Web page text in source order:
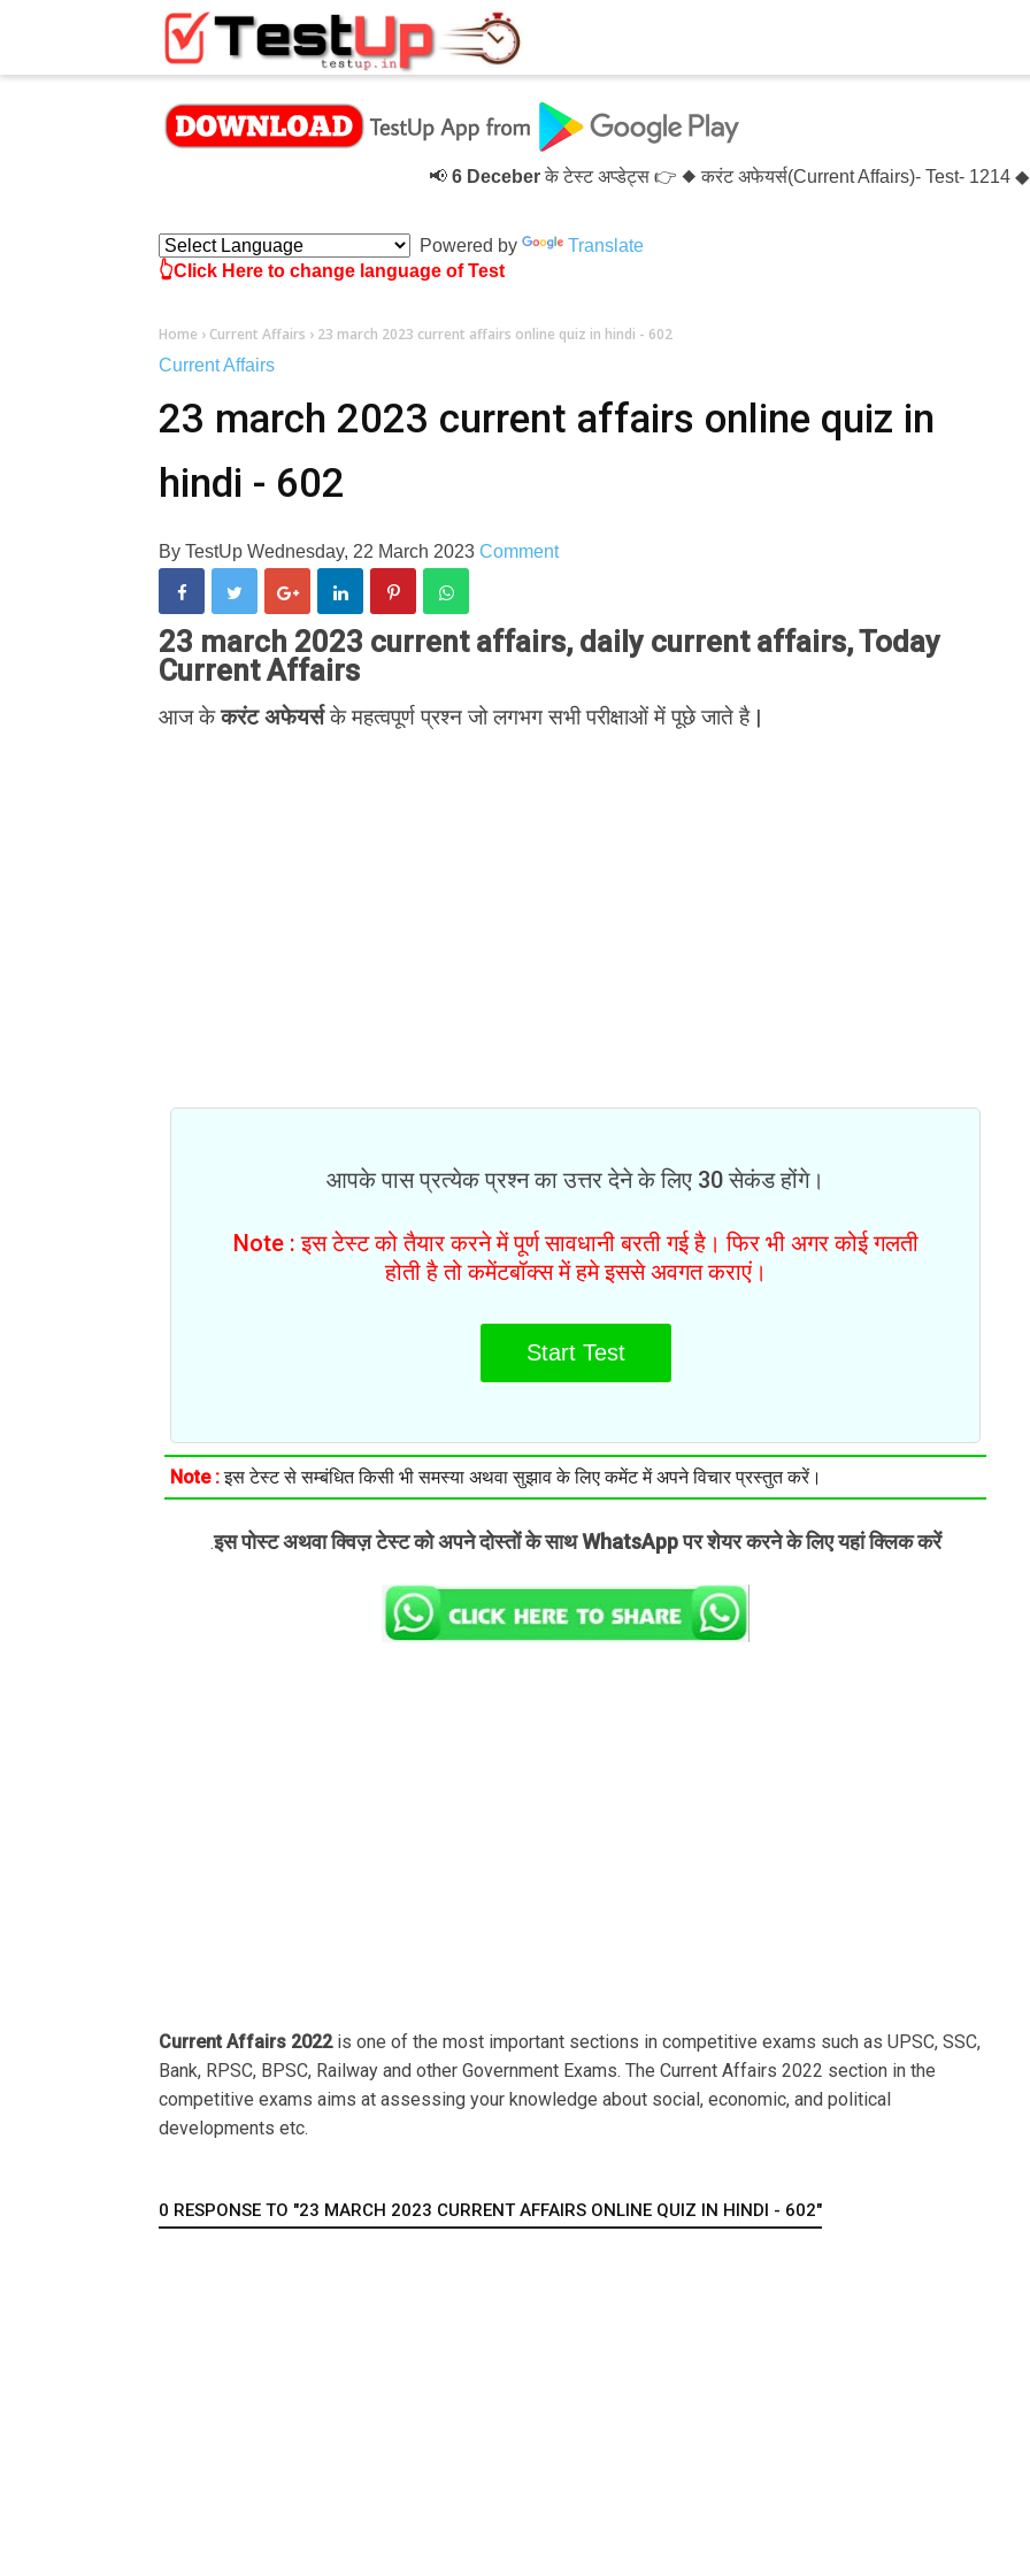
6 Deceberके टेस्ट अप्डेट्स 👉 ◆ करंट अफेयर्स(Current Affairs)- Test- 1214 ◆
Powered by
Translate
👆Click Here to change language of Test
Home › Current Affairs › 23 march 2023 current affairs online quiz in hindi - 602
Current Affairs
23 march 2023 current affairs online quiz in
hindi - 602
By TestUp Wednesday, 22 March 2023 Comment
23 march 2023 current affairs, daily current affairs, Today
Current Affairs
आज केकरंट अफेयर्सके महत्वपूर्ण प्रश्न जो लगभग सभी परीक्षाओं में पूछे जाते है |
आपके पास प्रत्येक प्रश्न का उत्तर देने के लिए 30 सेकंड होंगे।
Note : इस टेस्ट को तैयार करने में पूर्ण सावधानी बरती गई है। फिर भी अगर कोई गलती
होती है तो कमेंटबॉक्स में हमे इससे अवगत कराएं।
Start Test
Note :इस टेस्ट से सम्बंधित किसी भी समस्या अथवा सुझाव के लिए कमेंट में अपने विचार प्रस्तुत करें।
.इस पोस्ट अथवा क्विज़ टेस्ट को अपने दोस्तों के साथ WhatsApp पर शेयर करने के लिए यहां क्लिक करें
Current Affairs 2022is one of the most important sections in competitive exams such as UPSC, SSC,
Bank, RPSC, BPSC, Railway and other Government Exams. The Current Affairs 2022 section in the
competitive exams aims at assessing your knowledge about social, economic, and political
developments etc.
0 RESPONSE TO "23 MARCH 2023 CURRENT AFFAIRS ONLINE QUIZ IN HINDI - 602"